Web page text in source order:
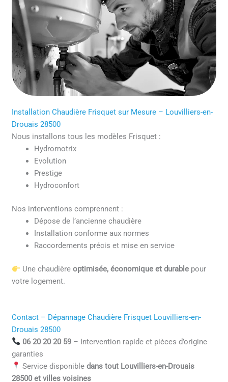
Installation Chaudière Frisquet sur Mesure – Louvilliers-en-
Drouais 28500
Nous installons tous les modèles Frisquet :
Hydromotrix
Evolution
Prestige
Hydroconfort
Nos interventions comprennent :
Dépose de l’ancienne chaudière
Installation conforme aux normes
Raccordements précis et mise en service
Une chaudière optimisée, économique et durablepour
votre logement.
Contact – Dépannage Chaudière Frisquet Louvilliers-en-
Drouais 28500
06 20 20 20 59– Intervention rapide et pièces d’origine
garanties
Service disponible dans tout Louvilliers-en-Drouais
28500 et villes voisines